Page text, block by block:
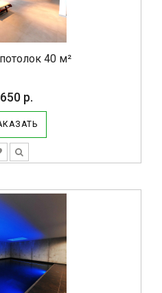
40 м²
р.